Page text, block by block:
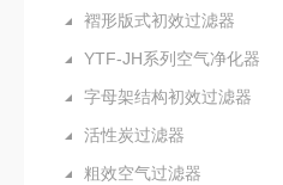
褶形版式初效过滤器
YTF-JH系列空气净化器
字母架结构初效过滤器
活性炭过滤器
粗效空气过滤器